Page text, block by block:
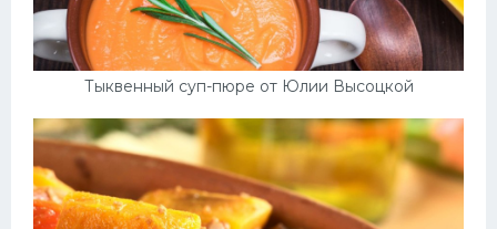
Тыквенный суп-пюре от Юлии Высоцкой